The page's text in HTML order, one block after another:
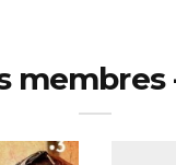
membres